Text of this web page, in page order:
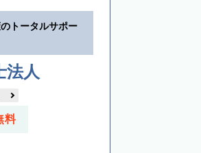
トータルサポー
法人
料